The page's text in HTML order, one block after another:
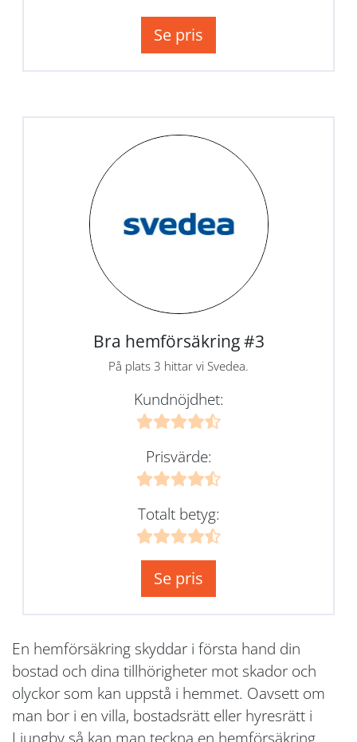
Se pris
Bra hemförsäkring #3
På plats 3 hittar vi Svedea.
Kundnöjdhet:
Prisvärde:
Totalt betyg:
Se pris
En hemförsäkring skyddar i första hand din
bostad och dina tillhörigheter mot skador och
olyckor som kan uppstå i hemmet. Oavsett om
man bor i en villa, bostadsrätt eller hyresrätt i
Ljungby så kan man teckna en hemförsäkring.